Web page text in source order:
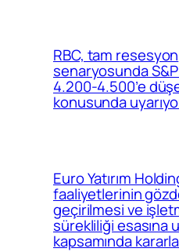
RBC, tam resesyon
senaryosunda
4.200-4.500’e
konusunda
Euro Yatırım
faaliyetlerinin
geçirilmesi ve
sürekliliği esasına
kapsamında